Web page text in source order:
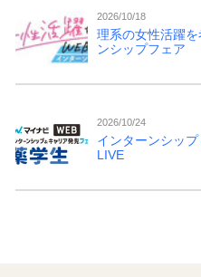
2026/10/18
理系の女性活躍
ンシップフェア
2026/10/24
インターンシッ
LIVE